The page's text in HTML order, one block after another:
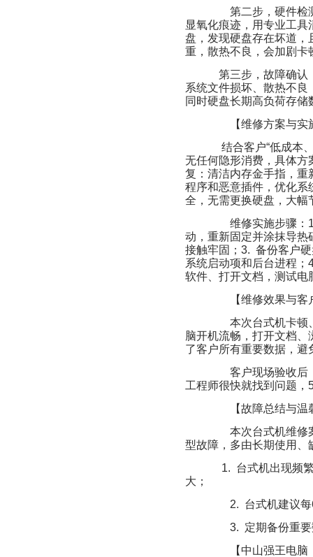
第二步，硬件检
显氧化痕迹，用专业工
盘，发现硬盘存在坏道
重，散热不良，会加剧卡
第三步，故障确
系统文件损坏、散热不
同时硬盘长期高负荷存
【维修方案与实
结合客户“低成本
无任何隐形消费，具体
复：清洁内存金手指，
程序和恶意插件，优化
全，无需更换硬盘，大幅
维修实施步骤：
动，重新固定并涂抹导
接触牢固；3. 备份客户
系统启动项和后台进程
软件、打开文档，测试电
【维修效果与客
本次台式机卡顿
脑开机流畅，打开文档
了客户所有重要数据，避
客户现场验收后
工程师很快就找到问题，
【故障总结与温
本次台式机维修
型故障，多由长期使用、
1. 台式机出现频
大；
2. 台式机建议每
3. 定期备份重要
【中山强王电脑